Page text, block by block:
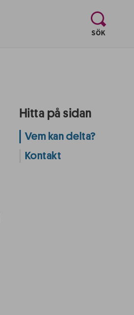
SÖK
, visa
Hitta på sidan
Vem kan delta?
Kontakt